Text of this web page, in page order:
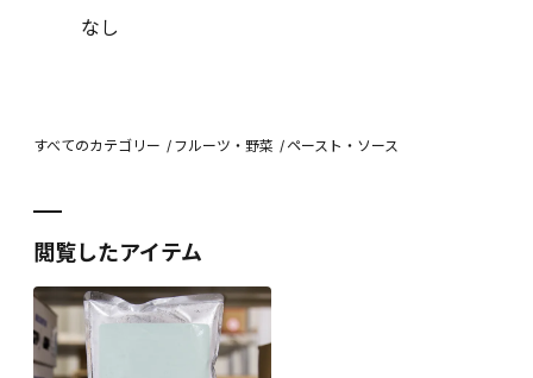
なし
すべてのカテゴリー フルーツ・野菜 ペースト・ソース
閲覧したアイテム